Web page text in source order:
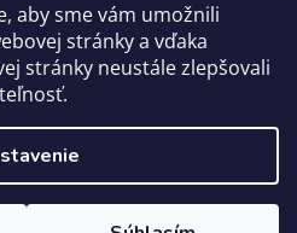
aby sme vám umožnili
stránky a vďaka
stránky neustále zlepšovali
práva vyhradené.
cookies